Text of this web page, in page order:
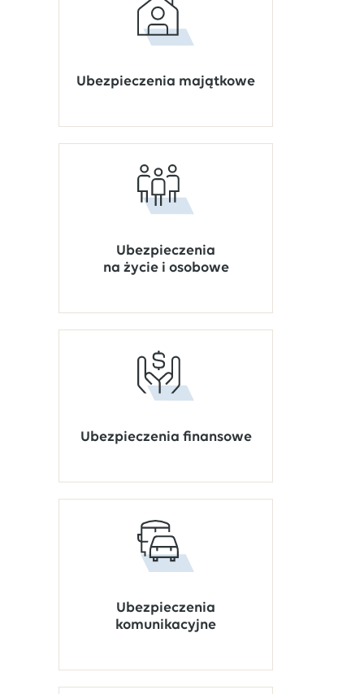
Ubezpieczenia majątkowe
Ubezpieczenia
na życie i osobowe
Ubezpieczenia finansowe
Ubezpieczenia
komunikacyjne